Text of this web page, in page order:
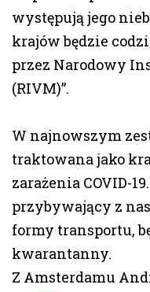
występują jego
krajów będzie
przez Narodowy
(RIVM)”.
W najnowszym
traktowana jako
zarażenia COVID-
przybywający z
formy transportu,
kwarantanny.
Z Amsterdamu